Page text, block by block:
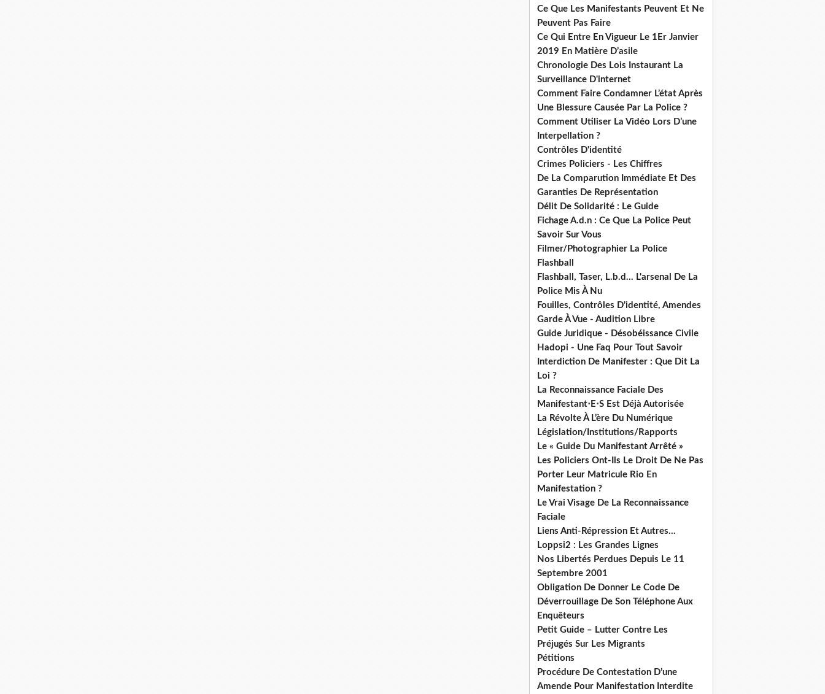
Ce Que Les Manifestants Peuvent Et Ne
Peuvent Pas Faire
Ce Qui Entre En Vigueur Le 1Er Janvier
2019 En Matière D’asile
Chronologie Des Lois Instaurant La
Surveillance D'internet
Comment Faire Condamner L’état Après
Une Blessure Causée Par La Police ?
Comment Utiliser La Vidéo Lors D’une
Interpellation ?
Contrôles D'identité
Crimes Policiers - Les Chiffres
De La Comparution Immédiate Et Des
Garanties De Représentation
Délit De Solidarité : Le Guide
Fichage A.d.n : Ce Que La Police Peut
Savoir Sur Vous
Filmer/Photographier La Police
Flashball
Flashball, Taser, L.b.d... L'arsenal De La
Police Mis À Nu
Fouilles, Contrôles D'identité, Amendes
Garde À Vue - Audition Libre
Guide Juridique - Désobéissance Civile
Hadopi - Une Faq Pour Tout Savoir
Interdiction De Manifester : Que Dit La
Loi ?
La Reconnaissance Faciale Des
Manifestant⋅E⋅S Est Déjà Autorisée
La Révolte À L’ère Du Numérique
Législation/Institutions/Rapports
Le « Guide Du Manifestant Arrêté »
Les Policiers Ont-Ils Le Droit De Ne Pas
Porter Leur Matricule Rio En
Manifestation ?
Le Vrai Visage De La Reconnaissance
Faciale
Liens Anti-Répression Et Autres...
Loppsi2 : Les Grandes Lignes
Nos Libertés Perdues Depuis Le 11
Septembre 2001
Obligation De Donner Le Code De
Déverrouillage De Son Téléphone Aux
Enquêteurs
Petit Guide – Lutter Contre Les
Préjugés Sur Les Migrants
Pétitions
Procédure De Contestation D’une
Amende Pour Manifestation Interdite